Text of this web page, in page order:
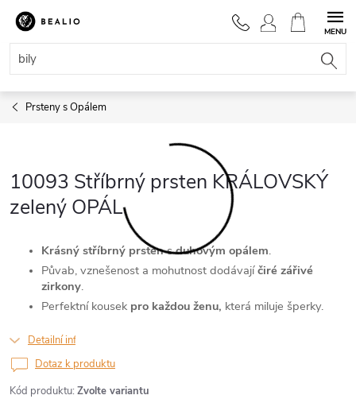
Přejít
obsah
NÁKUPNÍ
KOŠÍK
Prsteny s Opálem
10093 Stříbrný prsten KRÁLOVSKÝ
zelený OPÁL
Kód produktu: Zvolte variantu
Krásný stříbrný prstensduhovým opálem.
Půvab, vznešenost a mohutnost dodávajíčiré zářivé
zirkony.
Perfektní kousek pro každou ženu, která miluje šperky.
Detailní informace
Dotaz k produktu